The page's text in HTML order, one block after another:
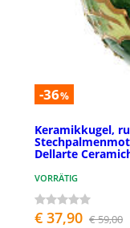
-36%
Keramikkugel,
Dellarte
VORRÄTIG
€ 37,90 € 59,00